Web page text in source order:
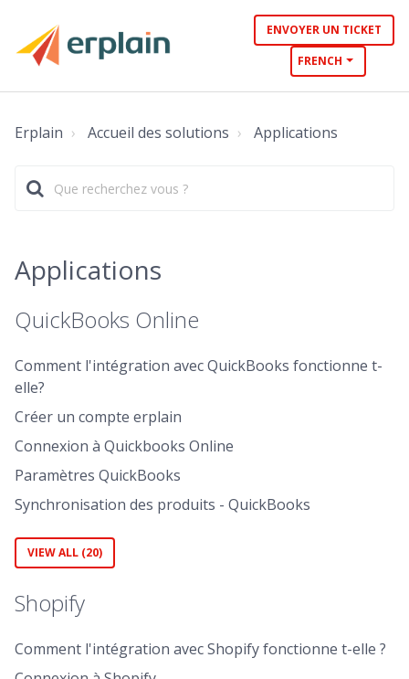
ENVOYER UN TICKET
FRENCH
Erplain Accueil des solutions Applications
Applications
QuickBooks Online
Comment l'intégration avec QuickBooks fonctionne t-
elle?
Créer un compte erplain
Connexion à Quickbooks Online
Paramètres QuickBooks
Synchronisation des produits - QuickBooks
VIEW ALL (20)
Shopify
Comment l'intégration avec Shopify fonctionne t-elle ?